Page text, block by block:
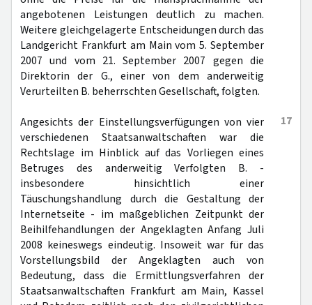
angebotenen Leistungen deutlich zu machen.
Weitere gleichgelagerte Entscheidungen durch das
Landgericht Frankfurt am Main vom 5. September
2007 und vom 21. September 2007 gegen die
Direktorin der G., einer von dem anderweitig
Verurteilten B. beherrschten Gesellschaft, folgten.
17
Angesichts der Einstellungsverfügungen von vier
verschiedenen Staatsanwaltschaften war die
Rechtslage im Hinblick auf das Vorliegen eines
Betruges des anderweitig Verfolgten B. -
insbesondere hinsichtlich einer
Täuschungshandlung durch die Gestaltung der
Internetseite - im maßgeblichen Zeitpunkt der
Beihilfehandlungen der Angeklagten Anfang Juli
2008 keineswegs eindeutig. Insoweit war für das
Vorstellungsbild der Angeklagten auch von
Bedeutung, dass die Ermittlungsverfahren der
Staatsanwaltschaften Frankfurt am Main, Kassel